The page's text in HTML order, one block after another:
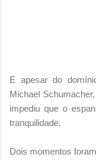
E apesar do
Michael
impediu que o
tranquilidade.
Dois momentos